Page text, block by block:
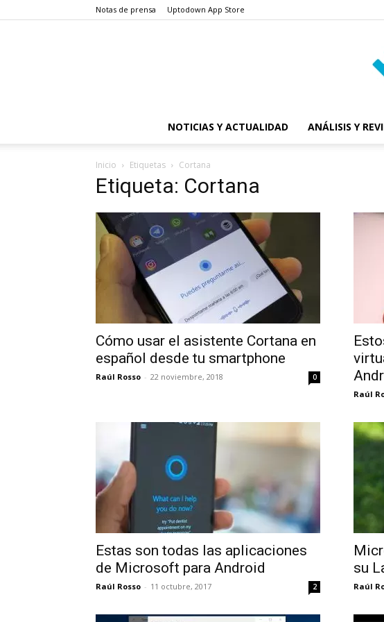
Notas de prensa Uptodown App Store
NOTICIAS Y ACTUALIDAD ANÁLISIS Y
Inicio Etiquetas Cortana
Etiqueta: Cortana
Cómo usar el asistente Cortana en
español desde tu smartphone
Raúl Rosso - 22 noviembre, 2018 0
Raúl
Estas son todas las aplicaciones
de Microsoft para Android
Raúl Rosso - 11 octubre, 2017 2
su
Raúl